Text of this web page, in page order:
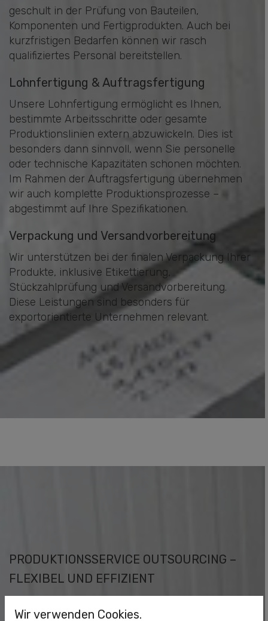
geschult in der Prüfung von Bauteilen,
Komponenten und Fertigprodukten. Auch bei
kurzfristigen Bedarfen können wir rasch
qualifiziertes Personal bereitstellen.
Lohnfertigung & Auftragsfertigung
Unsere Lohnfertigung ermöglicht es Ihnen,
bestimmte Arbeitsschritte oder gesamte
Produktionslinien extern abzuwickeln. Dies ist
besonders dann sinnvoll, wenn Sie personelle
oder technische Kapazitäten schonen möchten.
Im Rahmen der Auftragsfertigung übernehmen
wir auch komplette Produktionsprozesse –
abgestimmt auf Ihre Spezifikationen.
Verpackung und Versandvorbereitung
Wir unterstützen bei der finalen Verpackung Ihrer
Produkte, inklusive Etikettierung,
Stückzahlprüfung und Versandvorbereitung.
Diese Leistungen sind besonders für
exportorientierte Unternehmen relevant.
PRODUKTIONSSERVICE OUTSOURCING –
FLEXIBEL UND EFFIZIENT
Die Auslagerung von Produktionsteilen kann ein
entscheidender Wettbewerbsvorteil sein. Durch
Wir verwenden Cookies.